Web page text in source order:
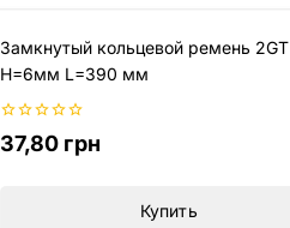
Замкнутый кольцевой ремень 2GT
H=6мм L=390 мм
0
из
37,80 грн
Купить